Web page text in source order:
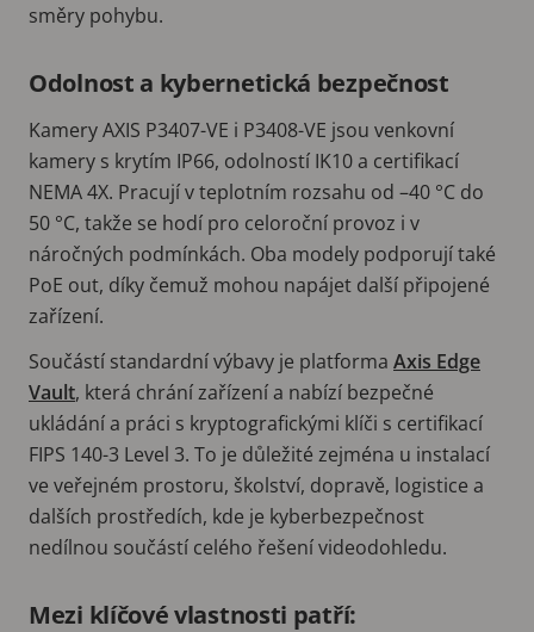
směry pohybu.
Odolnost a kybernetická bezpečnost
Kamery AXIS P3407-VE i P3408-VE jsou venkovní
kamery s krytím IP66, odolností IK10 a certifikací
NEMA 4X. Pracují v teplotním rozsahu od –40 °C do
50 °C, takže se hodí pro celoroční provoz i v
náročných podmínkách. Oba modely podporují také
PoE out, díky čemuž mohou napájet další připojené
zařízení.
Součástí standardní výbavy je platforma Axis Edge
Vault, která chrání zařízení a nabízí bezpečné
ukládání a práci s kryptografickými klíči s certifikací
FIPS 140-3 Level 3. To je důležité zejména u instalací
ve veřejném prostoru, školství, dopravě, logistice a
dalších prostředích, kde je kyberbezpečnost
nedílnou součástí celého řešení videodohledu.
Mezi klíčové vlastnosti patří: